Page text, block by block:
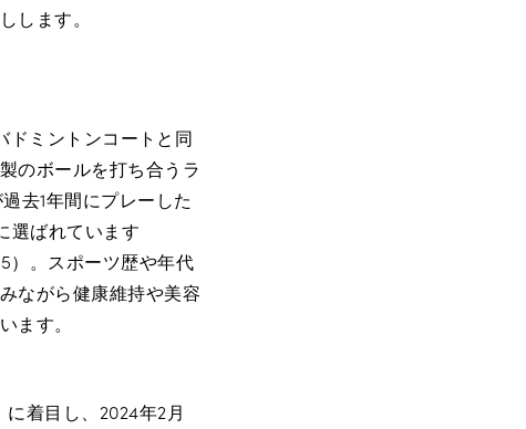
します。
ドミントンコートと同
のボールを打ち合うラ
去1年間にプレーした
選ばれています
）。スポーツ歴や年代
ながら健康維持や美容
ます。
着目し、2024年2月